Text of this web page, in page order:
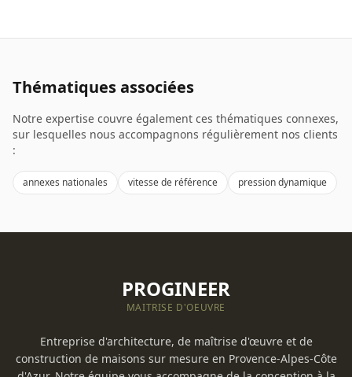
Thématiques associées
Notre expertise couvre également ces thématiques connexes,
sur lesquelles nous accompagnons régulièrement nos clients
:
annexes nationales vitesse de référence pression dynamique
PROGINEER
MAITRISE D'OEUVRE
Entreprise d'architecture, de maîtrise d'œuvre et de
construction de maisons sur mesure en Provence-Alpes-Côte